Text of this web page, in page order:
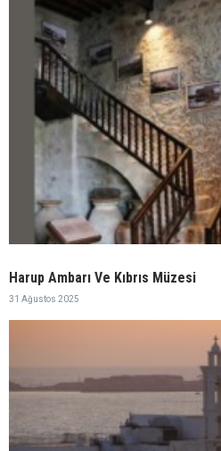
Harup Ambarı Ve Kıbrıs Müzesi
31 Ağustos 2025